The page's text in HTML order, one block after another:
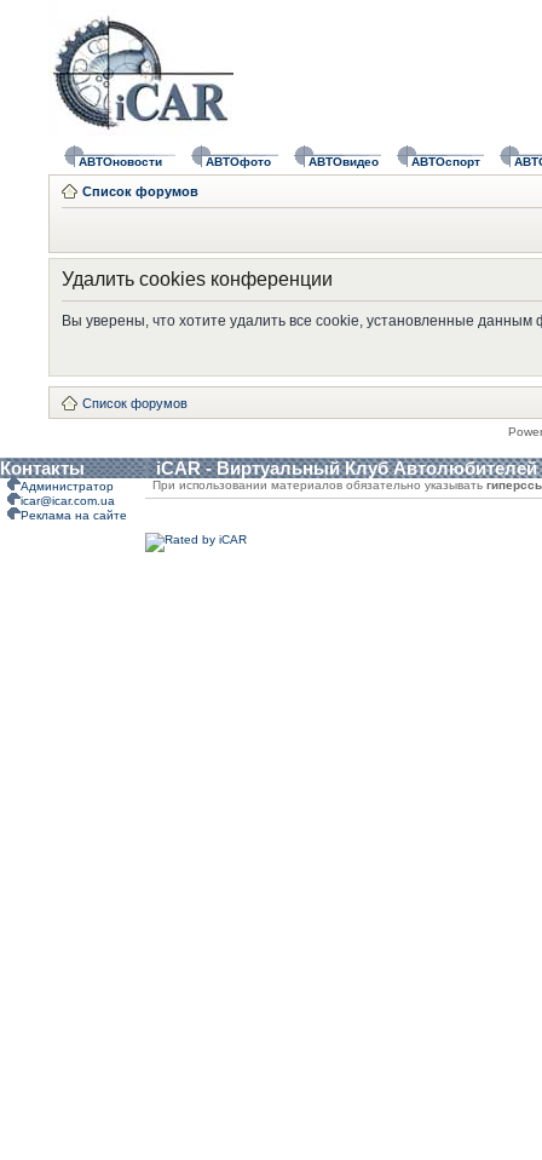
АВТОновости АВТОфото АВТОвидео АВТОспорт
Список форумов
Удалить cookies конференции
Вы уверены, что хотите удалить все cookie, установленные
Список форумов
Контакты iCAR - Виртуальный Клуб Автолюбителей
Администратор
icar@icar.com.ua
Реклама на сайте
При использовании материалов обязательно указывать